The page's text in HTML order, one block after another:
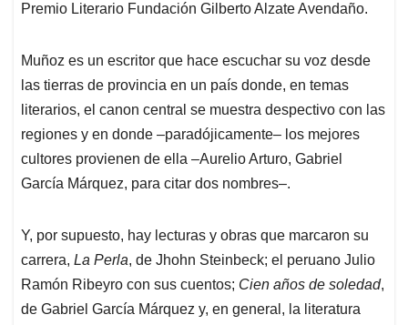
Premio Literario Fundación Gilberto Alzate Avendaño.
Muñoz es un escritor que hace escuchar su voz desde
las tierras de provincia en un país donde, en temas
literarios, el canon central se muestra despectivo con las
regiones y en donde –paradójicamente– los mejores
cultores provienen de ella –Aurelio Arturo, Gabriel
García Márquez, para citar dos nombres–.
Y, por supuesto, hay lecturas y obras que marcaron su
carrera, La Perla, de Jhohn Steinbeck; el peruano Julio
Ramón Ribeyro con sus cuentos; Cien años de soledad,
de Gabriel García Márquez y, en general, la literatura